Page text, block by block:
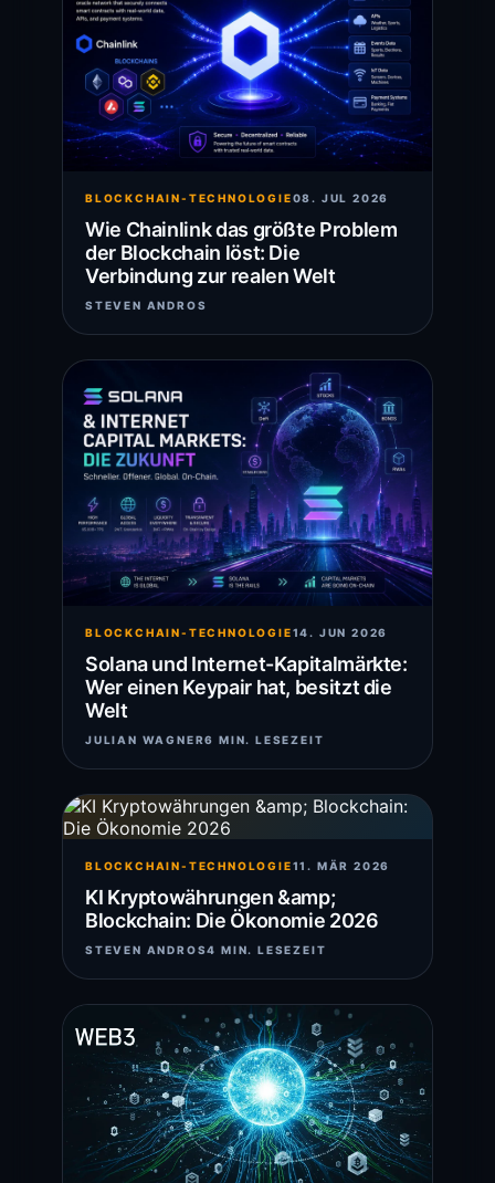
BLOCKCHAIN-TECHNOLOGIE08. JUL 2026
Wie Chainlink das größte Problem
der Blockchain löst: Die
Verbindung zur realen Welt
STEVEN ANDROS
BLOCKCHAIN-TECHNOLOGIE14. JUN 2026
Solana und Internet-Kapitalmärkte:
Wer einen Keypair hat, besitzt die
Welt
JULIAN WAGNER6 MIN. LESEZEIT
BLOCKCHAIN-TECHNOLOGIE11. MÄR 2026
KI Kryptowährungen &amp;
Blockchain: Die Ökonomie 2026
STEVEN ANDROS4 MIN. LESEZEIT